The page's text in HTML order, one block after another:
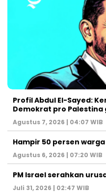
Profil Abdul El-Sayed:
Demokrat pro Palestina
Agustus 7, 2026 | 04:07 WIB
Hampir 50 persen
Agustus 6, 2026 | 07:20 WIB
PM Israel serahkan
Juli 31, 2026 | 02:47 WIB